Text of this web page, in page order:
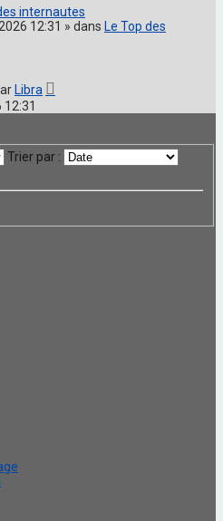
internautes
12:31 » dans Le Top des
Libra
12:31
Trier par :